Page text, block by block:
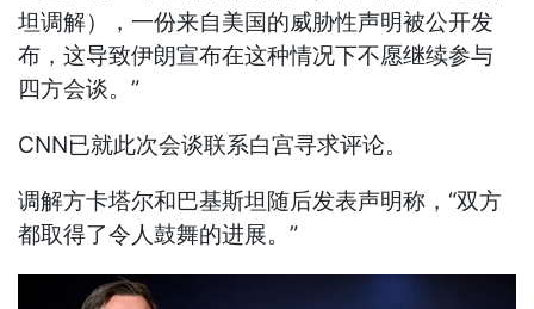
坦调解），一份来自美国的威胁性声明被公开发
布，这导致伊朗宣布在这种情况下不愿继续参与
四方会谈。”
CNN已就此次会谈联系白宫寻求评论。
调解方卡塔尔和巴基斯坦随后发表声明称，“双方
都取得了令人鼓舞的进展。”